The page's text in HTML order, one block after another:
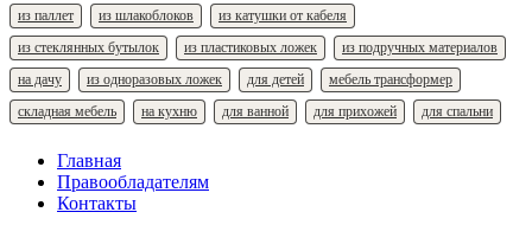
из паллет
из шлакоблоков
из катушки от кабеля
из стеклянных бутылок
из пластиковых ложек
из подручных материалов
на дачу
из одноразовых ложек для детей
мебель трансформер
складная мебель
на кухню для ванной для прихожей для спальни
Главная
Правообладателям
Контакты